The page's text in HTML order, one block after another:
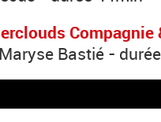
Bastié -